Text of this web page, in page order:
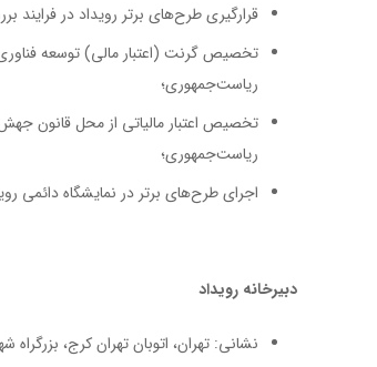
قرارگیری طرح‌های برتر رویداد در
ریاست‌جمهوری؛
تخصیص اعتبار مالیاتی از محل قانون
ریاست‌جمهوری؛
اجرای طرح‌های برتر در نمایشگاه دائمی
دبیرخانه رویداد
نشانی: تهران، اتوبان تهران کرج،